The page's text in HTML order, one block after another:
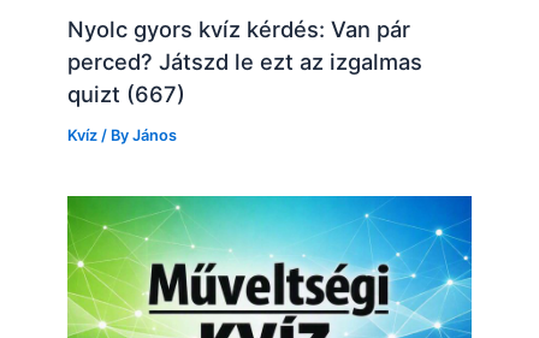
Nyolc gyors kvíz kérdés: Van pár
perced? Játszd le ezt az izgalmas
quizt (667)
Kvíz / ByJános